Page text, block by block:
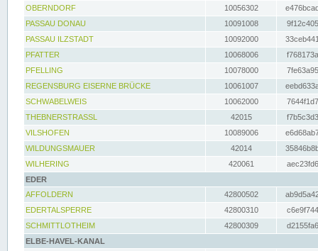
OBERNDORF
10056302
PASSAU DONAU
10091008
PASSAU ILZSTADT
10092000
PFATTER
10068006
PFELLING
10078000
REGENSBURG EISERNE BRÜCKE
10061007
SCHWABELWEIS
10062000
THEBNERSTRASSL
42015
VILSHOFEN
10089006
WILDUNGSMAUER
42014
WILHERING
420061
EDER
AFFOLDERN
42800502
EDERTALSPERRE
42800310
SCHMITTLOTHEIM
42800309
ELBE-HAVEL-KANAL